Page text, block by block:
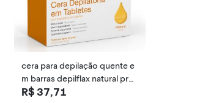
cera para depilação quente e
m barras depilflax natural prof
issional ma
R$ 37,71